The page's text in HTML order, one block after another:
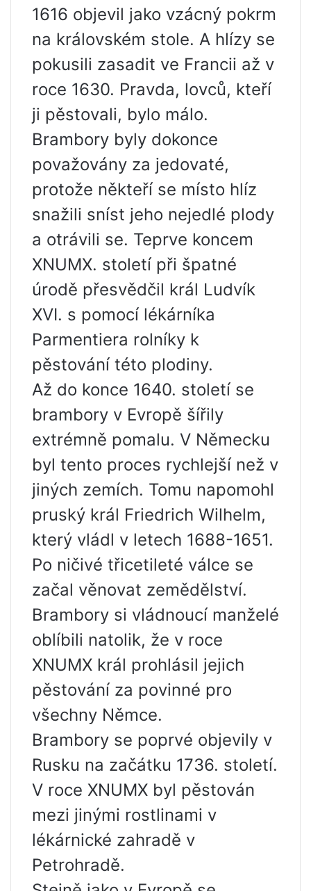
1616 objevil jako vzácný pokrm
na královském stole. A hlízy se
pokusili zasadit ve Francii až v
roce 1630. Pravda, lovců, kteří
ji pěstovali, bylo málo.
Brambory byly dokonce
považovány za jedovaté,
protože někteří se místo hlíz
snažili sníst jeho nejedlé plody
a otrávili se. Teprve koncem
XNUMX. století při špatné
úrodě přesvědčil král Ludvík
XVI. s pomocí lékárníka
Parmentiera rolníky k
pěstování této plodiny.
Až do konce 1640. století se
brambory v Evropě šířily
extrémně pomalu. V Německu
byl tento proces rychlejší než v
jiných zemích. Tomu napomohl
pruský král Friedrich Wilhelm,
který vládl v letech 1688-1651.
Po ničivé třicetileté válce se
začal věnovat zemědělství.
Brambory si vládnoucí manželé
oblíbili natolik, že v roce
XNUMX král prohlásil jejich
pěstování za povinné pro
všechny Němce.
Brambory se poprvé objevily v
Rusku na začátku 1736. století.
V roce XNUMX byl pěstován
mezi jinými rostlinami v
lékárnické zahradě v
Petrohradě.